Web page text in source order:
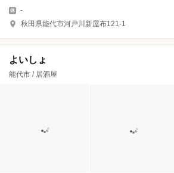
-
秋田県能代市河戸川新屋布121-1
よいしょ
能代市 / 居酒屋